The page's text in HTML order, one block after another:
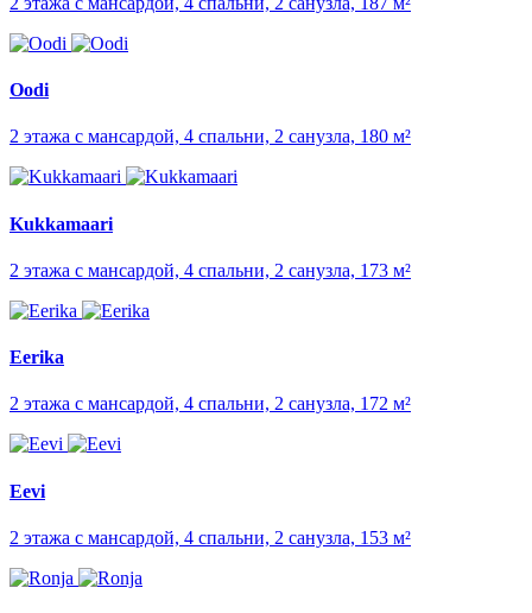
Oodi
2 этажа с мансардой, 4 спальни, 2 санузла, 180 м²
Kukkamaari
2 этажа с мансардой, 4 спальни, 2 санузла, 173 м²
Eerika
2 этажа с мансардой, 4 спальни, 2 санузла, 172 м²
Eevi
2 этажа с мансардой, 4 спальни, 2 санузла, 153 м²